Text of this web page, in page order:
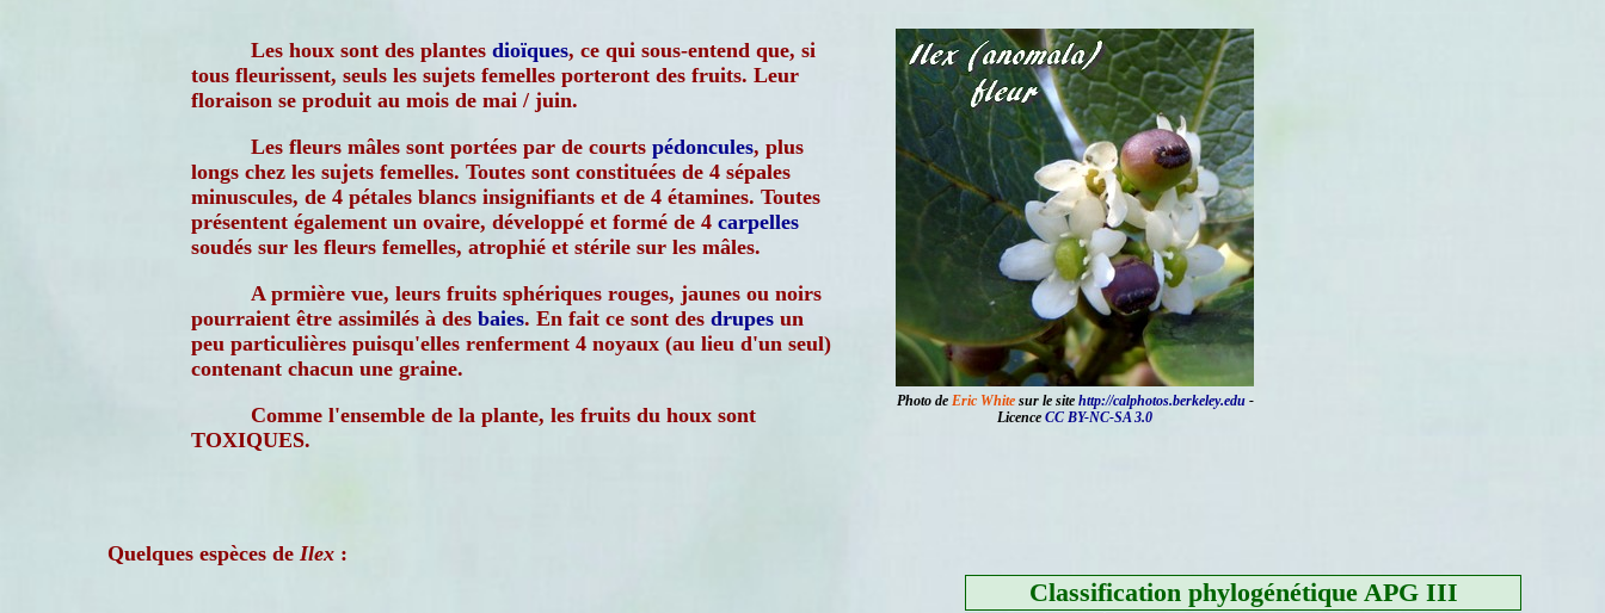
Photo de Eric Whitesur le site http://calphotos.berkeley.edu-
Licence CC BY-NC-SA 3.0
Les houx sont des plantes dioïques, ce qui sous-entend que, si
tous fleurissent, seuls les sujets femelles porteront des fruits. Leur
floraison se produit au mois de mai / juin.
Les fleurs mâles sont portées par de courts pédoncules, plus
longs chez les sujets femelles. Toutes sont constituées de 4 sépales
minuscules, de 4 pétales blancs insignifiants et de 4 étamines. Toutes
présentent également un ovaire, développé et formé de 4 carpelles
soudés sur les fleurs femelles, atrophié et stérile sur les mâles.
A prmière vue, leurs fruits sphériques rouges, jaunes ou noirs
pourraient être assimilés à des baies. En fait ce sont des drupes un
peu particulières puisqu'elles renferment 4 noyaux (au lieu d'un seul)
contenant chacun une graine.
Comme l'ensemble de la plante, les fruits du houx sont
TOXIQUES.
Quelques espèces de Ilex :
Classification phylogénétique APG III